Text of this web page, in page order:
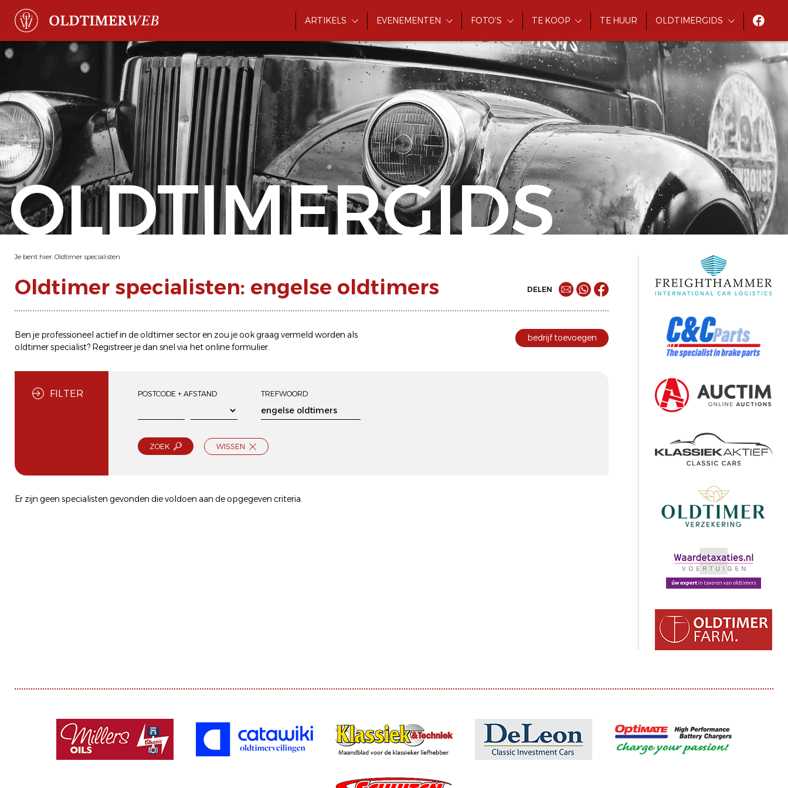
ARTIKELS EVENEMENTEN FOTO'S TE KOOP TE HUUR OLDTIMERGIDS
OLDTIMERGIDS
Je bent hier: Oldtimer specialisten
Oldtimer specialisten: engelse oldtimers DELEN
Ben je professioneel actief in de oldtimer sector en zou je ook graag vermeld worden als
oldtimer specialist? Registreer je dan snel via hetonline formulier.
bedrijf toevoegen
FILTER POSTCODE + AFSTAND TREFWOORD
ZOEK WISSEN
Er zijn geen specialisten gevonden die voldoen aan de opgegeven criteria.